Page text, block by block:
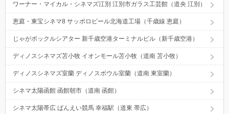
ワーナー・マイカル・シネマズ江別 江別市ガラス工芸館（道央 江別）
恵庭・東宝シネマ8 サッポロビール北海道工場（千歳線 恵庭）
じゃがポックルシアター 新千歳空港ターミナルビル（新千歳空港）
ディノスシネマズ苫小牧 イオンモール苫小牧（道南 苫小牧）
ディノスシネマズ室蘭 ディノスボウル室蘭（道南 東室蘭）
シネマ太陽函館 函館朝市（道南 函館）
シネマ太陽帯広 ばんえい競馬 幸福駅（道東 帯広）